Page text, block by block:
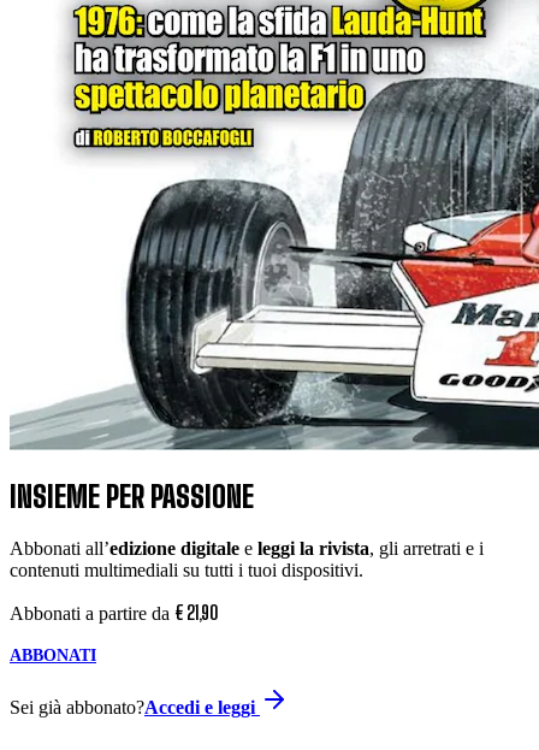
INSIEME PER PASSIONE
Abbonati all’edizione digitale e leggi la rivista, gli arretrati e i
contenuti multimediali su tutti i tuoi dispositivi.
Abbonati a partire da € 21,90
ABBONATI
Sei già abbonato?Accedi e leggi